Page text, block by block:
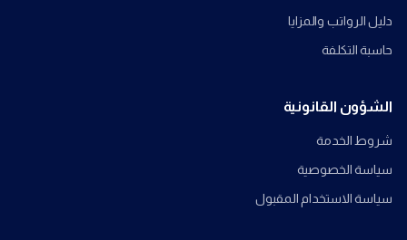
دليل الرواتب والمزايا
حاسبة التكلفة
الشؤون القانونية
شروط الخدمة
سياسة الخصوصية
سياسة الاستخدام المقبول